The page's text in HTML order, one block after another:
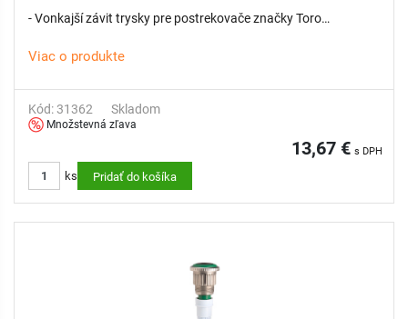
- Vonkajší závit trysky pre postrekovače značky Toro
- Funkcia dvojitého výsuvu pre ochranu trysky pred vonkajšími
- Technológia viacerých lúčov odolná voči vetru chráni pred
- Prispôsobená zrážková výška pre zjednodušenie návrhu
zavlažovacieho systému a vyššiu flexibilitu
- Možnosť zníženia dostreku až o 25%
Viac o produkte
Kód: 31362 Skladom
Množstevná zľava
13,67 € s DPH
ks Pridať do košíka